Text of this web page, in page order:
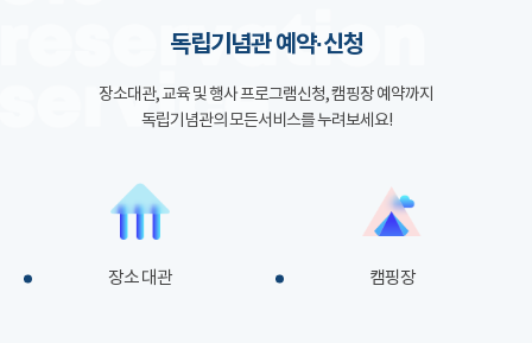
독립기념관 예약·신청
장소대관, 교육 및 행사 프로그램신청, 캠핑장 예약까지
독립기념관의 모든서비스를 누려보세요!
장소 대관 캠핑장